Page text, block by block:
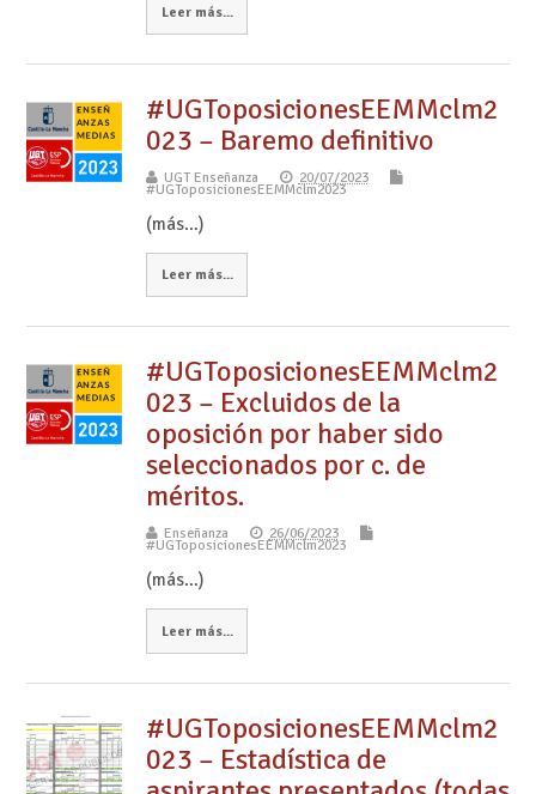
Leer más...
#UGToposicionesEEMMclm2
023 – Baremo definitivo
UGT Enseñanza 20/07/2023
#UGToposicionesEEMMclm2023
(más…)
Leer más...
#UGToposicionesEEMMclm2
023 – Excluidos de la
oposición por haber sido
seleccionados por c. de
méritos.
Enseñanza 26/06/2023
#UGToposicionesEEMMclm2023
(más…)
Leer más...
#UGToposicionesEEMMclm2
023 – Estadística de